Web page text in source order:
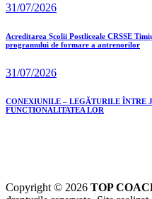
31/07/2026
Acreditarea Școlii Postliceale CRSSE
programului de formare a antrenorilor
31/07/2026
CONEXIUNILE – LEGĂTURILE ÎNTRE
FUNCȚIONALITATEA LOR
Copyright © 2026 TOP